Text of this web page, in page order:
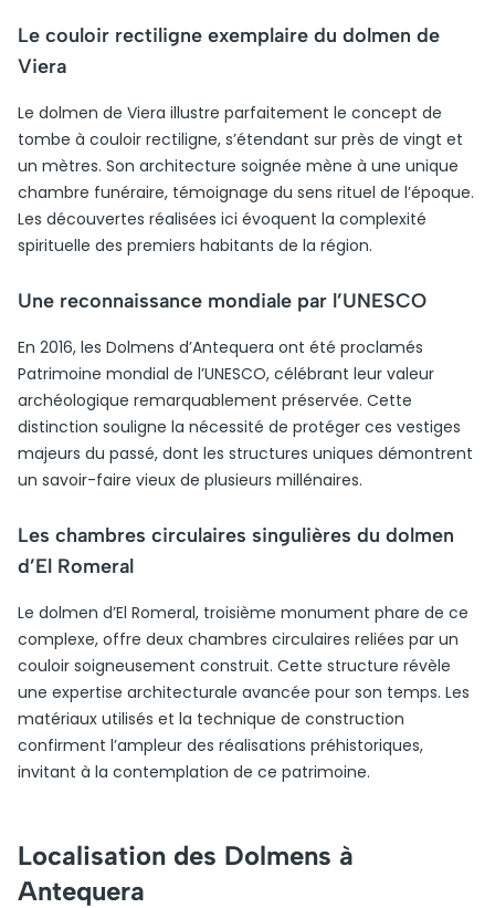
Le couloir rectiligne exemplaire du dolmen de
Viera
Le dolmen de Viera illustre parfaitement le concept de
tombe à couloir rectiligne, s’étendant sur près de vingt et
un mètres. Son architecture soignée mène à une unique
chambre funéraire, témoignage du sens rituel de l’époque.
Les découvertes réalisées ici évoquent la complexité
spirituelle des premiers habitants de la région.
Une reconnaissance mondiale par l’UNESCO
En 2016, les Dolmens d’Antequera ont été proclamés
Patrimoine mondial de l’UNESCO, célébrant leur valeur
archéologique remarquablement préservée. Cette
distinction souligne la nécessité de protéger ces vestiges
majeurs du passé, dont les structures uniques démontrent
un savoir-faire vieux de plusieurs millénaires.
Les chambres circulaires singulières du dolmen
d’El Romeral
Le dolmen d’El Romeral, troisième monument phare de ce
complexe, offre deux chambres circulaires reliées par un
couloir soigneusement construit. Cette structure révèle
une expertise architecturale avancée pour son temps. Les
matériaux utilisés et la technique de construction
confirment l’ampleur des réalisations préhistoriques,
invitant à la contemplation de ce patrimoine.
Localisation des Dolmens à
Antequera